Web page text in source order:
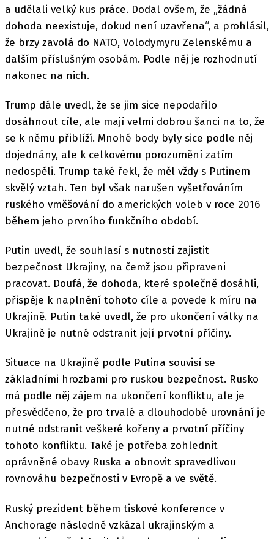
a udělali velký kus práce. Dodal ovšem, že „žádná
dohoda neexistuje, dokud není uzavřena“, a prohlásil,
že brzy zavolá do NATO, Volodymyru Zelenskému a
dalším příslušným osobám. Podle něj je rozhodnutí
nakonec na nich.
Trump dále uvedl, že se jim sice nepodařilo
dosáhnout cíle, ale mají velmi dobrou šanci na to, že
se k němu přiblíží. Mnohé body byly sice podle něj
dojednány, ale k celkovému porozumění zatím
nedospěli. Trump také řekl, že měl vždy s Putinem
skvělý vztah. Ten byl však narušen vyšetřováním
ruského vměšování do amerických voleb v roce 2016
během jeho prvního funkčního období.
Putin uvedl, že souhlasí s nutností zajistit
bezpečnost Ukrajiny, na čemž jsou připraveni
pracovat. Doufá, že dohoda, které společně dosáhli,
přispěje k naplnění tohoto cíle a povede k míru na
Ukrajině. Putin také uvedl, že pro ukončení války na
Ukrajině je nutné odstranit její prvotní příčiny.
Situace na Ukrajině podle Putina souvisí se
základními hrozbami pro ruskou bezpečnost. Rusko
má podle něj zájem na ukončení konfliktu, ale je
přesvědčeno, že pro trvalé a dlouhodobé urovnání je
nutné odstranit veškeré kořeny a prvotní příčiny
tohoto konfliktu. Také je potřeba zohlednit
oprávněné obavy Ruska a obnovit spravedlivou
rovnováhu bezpečnosti v Evropě a ve světě.
Ruský prezident během tiskové konference v
Anchorage následně vzkázal ukrajinským a